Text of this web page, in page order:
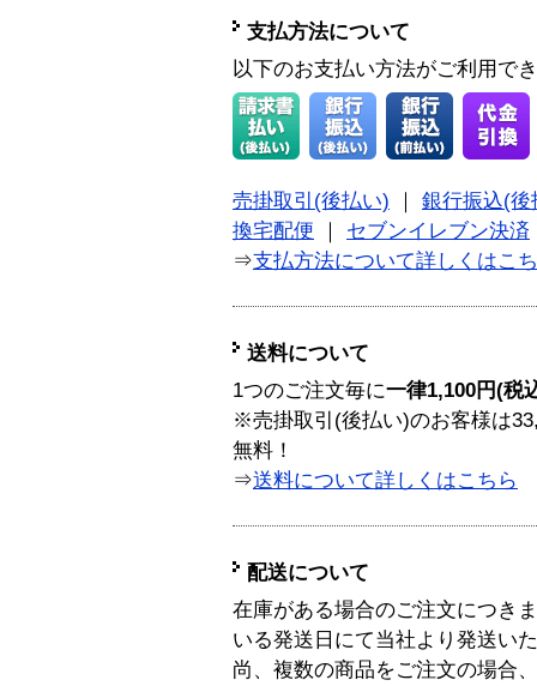
支払方法について
以下のお支払い方法がご利用で
売掛取引(後払い)
銀行振込(後
換宅配便
セブンイレブン決済
⇒支払方法について詳しくはこ
送料について
1つのご注文毎に一律1,100円(税
※売掛取引(後払い)のお客様は
無料！
⇒送料について詳しくはこちら
配送について
在庫がある場合のご注文につき
いる発送日にて当社より発送い
尚、複数の商品をご注文の場合